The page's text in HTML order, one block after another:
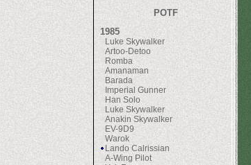
POTF
1985
Luke Skywalker
Artoo-Detoo
Romba
Amanaman
Barada
Imperial Gunner
Han Solo
Luke Skywalker
Anakin Skywalker
EV-9D9
Warok
Lando Calrissian
A-Wing Pilot